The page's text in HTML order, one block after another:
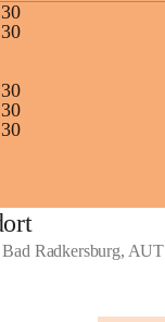
Radkersburg, AUT